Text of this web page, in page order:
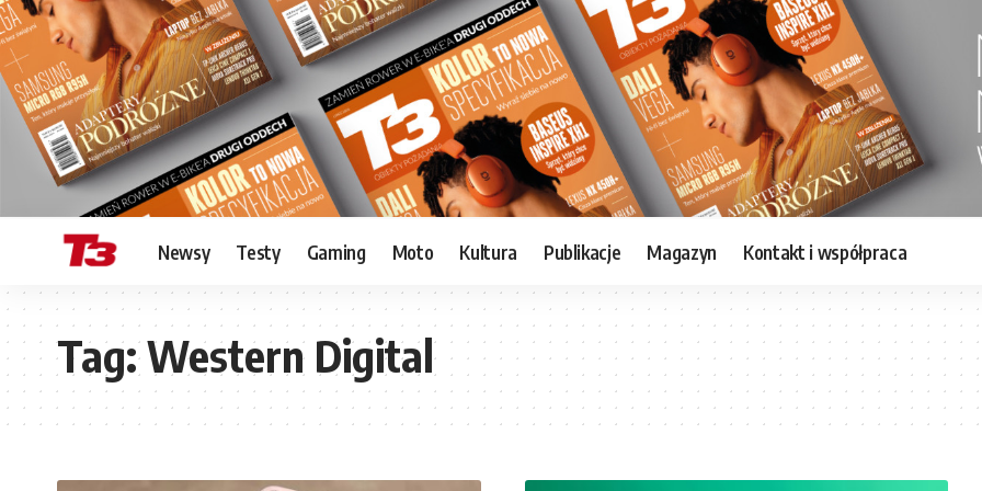
Newsy Testy Gaming Moto Kultura Publikacje Magazyn Kontakt i współpraca
Tag:Western Digital